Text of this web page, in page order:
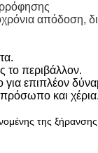
απόδοση,
το περιβάλλον.
για επιπλέον
και χέρια.
της